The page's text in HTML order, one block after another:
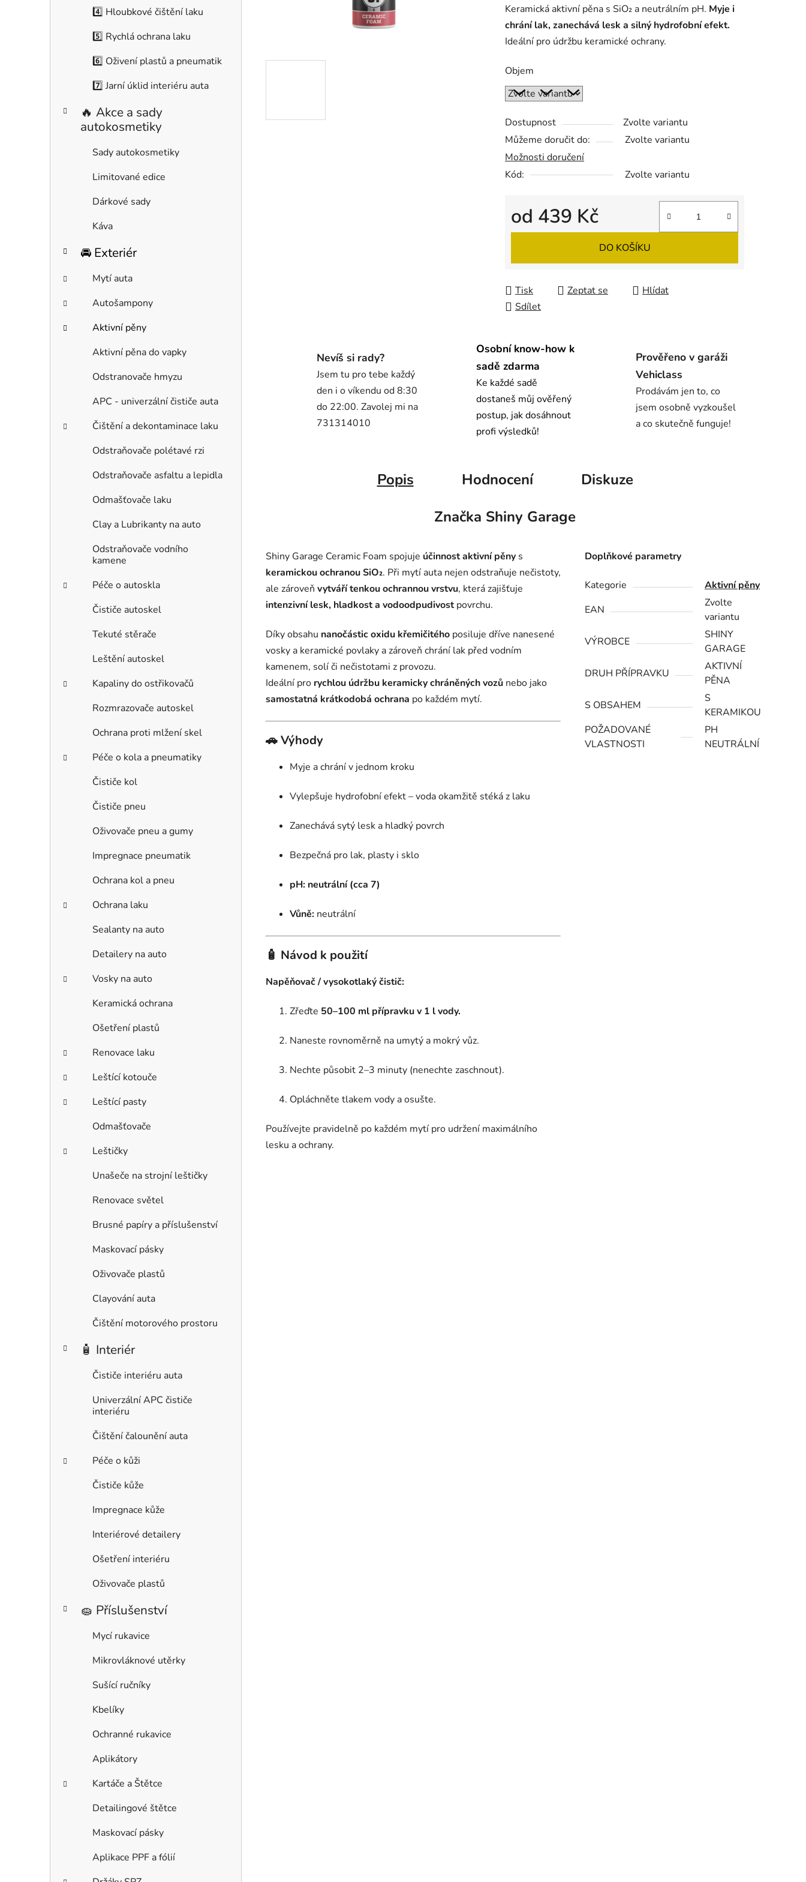
4️⃣ Hloubkové čištění laku
5️⃣ Rychlá ochrana laku
6️⃣ Oživení plastů a pneumatik
7️⃣ Jarní úklid interiéru auta
🔥 Akce a sady
autokosmetiky
Sady autokosmetiky
Limitované edice
Dárkové sady
Káva
🚘 Exteriér
Mytí auta
Autošampony
Aktivní pěny
Aktivní pěna do vapky
Odstranovače hmyzu
APC - univerzální čističe auta
Čištění a dekontaminace laku
Odstraňovače polétavé rzi
Odstraňovače asfaltu a lepidla
Odmašťovače laku
Clay a Lubrikanty na auto
Odstraňovače vodního
kamene
Péče o autoskla
Čističe autoskel
Tekuté stěrače
Leštění autoskel
Kapaliny do ostřikovačů
Rozmrazovače autoskel
Ochrana proti mlžení skel
Péče o kola a pneumatiky
Čističe kol
Čističe pneu
Oživovače pneu a gumy
Impregnace pneumatik
Ochrana kol a pneu
Ochrana laku
Sealanty na auto
Detailery na auto
Vosky na auto
Keramická ochrana
Ošetření plastů
Renovace laku
Leštící kotouče
Leštící pasty
Odmašťovače
Leštičky
Unašeče na strojní leštičky
Renovace světel
Brusné papíry a příslušenství
Maskovací pásky
Oživovače plastů
Clayování auta
Čištění motorového prostoru
🧴 Interiér
Čističe interiéru auta
Univerzální APC čističe
interiéru
Čištění čalounění auta
Péče o kůži
Čističe kůže
Impregnace kůže
Interiérové detailery
Ošetření interiéru
Oživovače plastů
🧽 Příslušenství
Mycí rukavice
Mikrovláknové utěrky
Sušící ručníky
Kbelíky
Ochranné rukavice
Aplikátory
Kartáče a Štětce
Detailingové štětce
Maskovací pásky
Aplikace PPF a fólií
je
0,0
z
hvězdiček.
Keramická aktivní pěna s SiO₂ a neutrálním pH. Myje i
chrání lak, zanechává lesk a silný hydrofobní efekt.
Ideální pro údržbu keramické ochrany.
Objem
Dostupnost
Zvolte variantu
Můžeme doručit do:
Zvolte variantu
Možnosti doručení
Kód:
Zvolte variantu
od 439 Kč
Měrná cena:
DO KOŠÍKU
Tisk Zeptat se
Hlídat
Sdílet
Nevíš si rady?
Jsem tu pro tebe každý
den i o víkendu od 8:30
do 22:00. Zavolej mi na
731314010
Osobní know-how k
sadě zdarma
Ke každé sadě
dostaneš můj ověřený
postup, jak dosáhnout
profi výsledků!
Prověřeno v garáži
Vehiclass
Prodávám jen to, co
jsem osobně vyzkoušel
a co skutečně funguje!
Popis Hodnocení
Diskuze
Značka Shiny Garage
Shiny Garage Ceramic Foam spojuje účinnost aktivní pěny s
keramickou ochranou SiO₂. Při mytí auta nejen odstraňuje nečistoty,
ale zároveň vytváří tenkou ochrannou vrstvu, která zajišťuje
intenzivní lesk, hladkost a vodoodpudivostpovrchu.
Díky obsahu nanočástic oxidu křemičitého posiluje dříve nanesené
vosky a keramické povlaky a zároveň chrání lak před vodním
kamenem, solí či nečistotami z provozu.
Ideální pro rychlou údržbu keramicky chráněných vozů nebo jako
samostatná krátkodobá ochrana po každém mytí.
🚗 Výhody
Myje a chrání v jednom kroku
Vylepšuje hydrofobní efekt – voda okamžitě stéká z laku
Zanechává sytý lesk a hladký povrch
Bezpečná pro lak, plasty i sklo
pH: neutrální (cca 7)
Vůně: neutrální
🧴 Návod k použití
Napěňovač / vysokotlaký čistič:
Zřeďte 50–100 ml přípravku v 1 l vody.
Naneste rovnoměrně na umytý a mokrý vůz.
Nechte působit 2–3 minuty (nenechte zaschnout).
Opláchněte tlakem vody a osušte.
Používejte pravidelně po každém mytí pro udržení maximálního
lesku a ochrany.
Doplňkové parametry
Kategorie
Aktivní pěny
EAN
Zvolte
variantu
VÝROBCE
SHINY
GARAGE
DRUH PŘÍPRAVKU
AKTIVNÍ
PĚNA
S OBSAHEM
S
KERAMIKOU
POŽADOVANÉ
VLASTNOSTI
PH
NEUTRÁLNÍ